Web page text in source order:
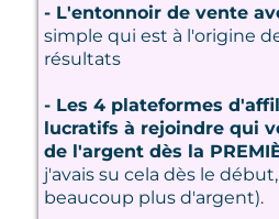
- L'entonnoir de vente
simple qui est à l'origine
résultats
- Les 4 plateformes
lucratifs à rejoindre qui
de l'argent dès la
j'avais su cela dès le
beaucoup plus d'argent).